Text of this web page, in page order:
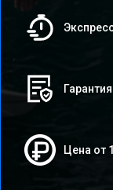
Цена от